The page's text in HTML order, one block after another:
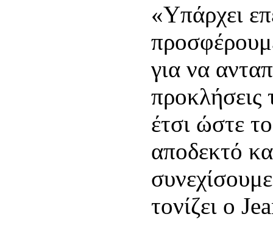
«Υπάρχει
για να
προκλήσεις
έτσι ώστε
αποδεκτό
τονίζει ο